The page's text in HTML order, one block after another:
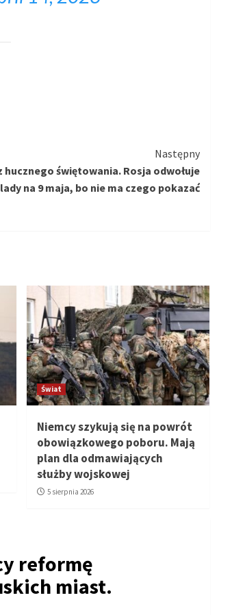
Następny
hucznego świętowania. Rosja odwołuje
na 9 maja, bo nie ma czego pokazać
Świat
Niemcy szykują się na powrót
obowiązkowego poboru. Mają
plan dla odmawiających
służby wojskowej
5 sierpnia 2026
reformę
miast.